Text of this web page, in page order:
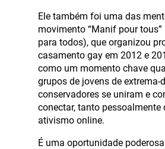
Ele também foi uma das
movimento “Manif pour
para todos), que organizou
casamento gay em 2012 e
como um momento chave
grupos de jovens de extrema-
conservadores se uniram e
conectar, tanto pessoalmente
ativismo online.
É uma oportunidade